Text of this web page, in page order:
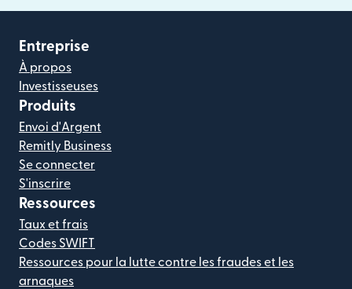
Entreprise
À propos
Investisseuses
Produits
Envoi d'Argent
Remitly Business
Se connecter
S'inscrire
Ressources
Taux et frais
Codes SWIFT
Ressources pour la lutte contre les fraudes et les
arnaques